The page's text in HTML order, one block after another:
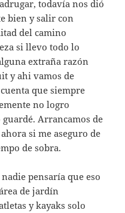
todavía nos dió
bien y salir con
del camino
si llevo todo lo
extraña razón
y ahi vamos de
que siempre
no logro
Arrancamos de
si me aseguro de
de sobra.
pensaría que eso
de jardín
y kayaks solo